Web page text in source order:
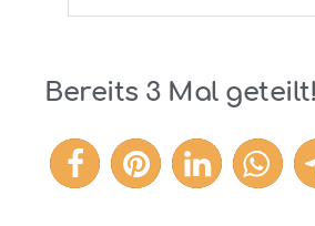
Bereits 3Mal geteilt!
3